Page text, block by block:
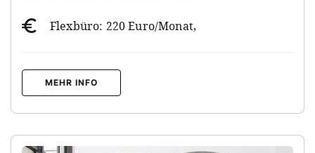
Flexbüro: 220 Euro/Monat,
MEHR INFO